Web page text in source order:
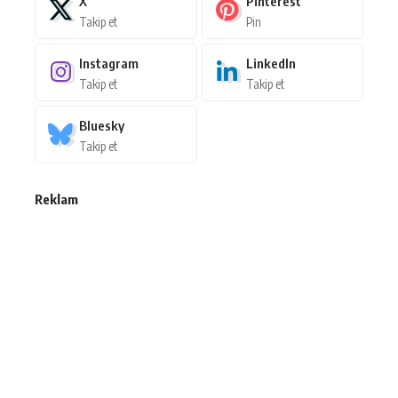
Takip et Pin
Instagram
Takip et
LinkedIn
Takip et
Bluesky
Takip et
Reklam